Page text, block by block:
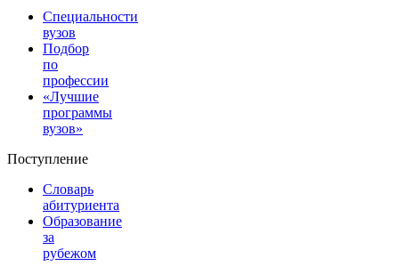
Специальности
вузов
Подбор
по
профессии
«Лучшие
программы
вузов»
Поступление
Словарь
абитуриента
Образование
за
рубежом